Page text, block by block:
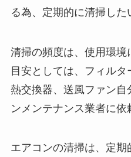
る為、定期的に清掃した
清掃の頻度は、使用環境
目安としては、フィル
熱交換器、送風ファン自
ンメンテナンス業者に依
エアコンの清掃は、定